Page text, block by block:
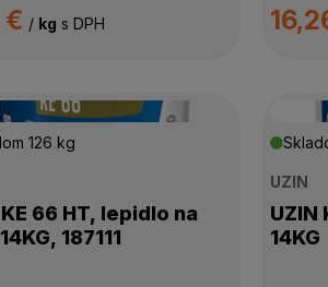
€ / kg s DPH
126 kg
66 HT, lepidlo na
187111
UZIN
UZIN
14KG